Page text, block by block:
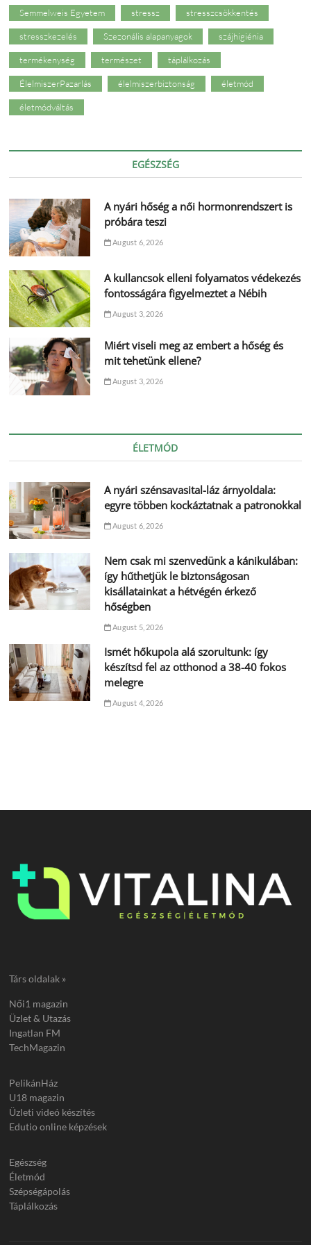
Semmelweis Egyetem stressz stresszcsökkentés
stresszkezelés Szezonális alapanyagok szájhigiénia
termékenység természet táplálkozás
ÉlelmiszerPazarlás élelmiszerbiztonság életmód
életmódváltás
EGÉSZSÉG
A nyári hőség a női hormonrendszert is
próbára teszi
August 6, 2026
A kullancsok elleni folyamatos védekezés
fontosságára figyelmeztet a Nébih
August 3, 2026
Miért viseli meg az embert a hőség és
mit tehetünk ellene?
August 3, 2026
ÉLETMÓD
A nyári szénsavasital-láz árnyoldala:
egyre többen kockáztatnak a patronokkal
August 6, 2026
Nem csak mi szenvedünk a kánikulában:
így hűthetjük le biztonságosan
kisállatainkat a hétvégén érkező
hőségben
August 5, 2026
Ismét hőkupola alá szorultunk: így
készítsd fel az otthonod a 38-40 fokos
melegre
August 4, 2026
Társ oldalak »
Női1 magazin
Üzlet & Utazás
Ingatlan FM
TechMagazin
PelikánHáz
U18 magazin
Üzleti videó készítés
Edutio online képzések
Egészség
Életmód
Szépségápolás
Táplálkozás